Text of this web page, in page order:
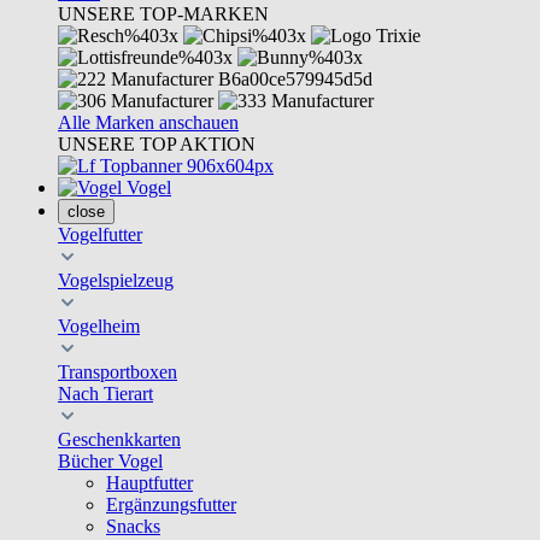
UNSERE TOP-MARKEN
Alle Marken anschauen
UNSERE TOP AKTION
Vogel
close
Vogelfutter
Vogelspielzeug
Vogelheim
Transportboxen
Nach Tierart
Geschenkkarten
Bücher Vogel
Hauptfutter
Ergänzungsfutter
Snacks